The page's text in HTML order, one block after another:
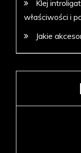
Klej
właściwości i
Jakie